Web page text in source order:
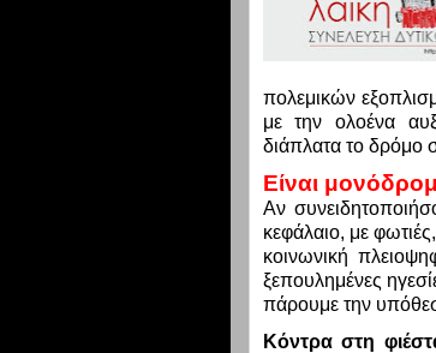
πολεμικών
με την ολοένα
διάπλατα το δρόμο
Είναι
Αν
κεφάλαιο, με
κοινωνική
ξεπουλημένες
πάρουμε την
Κόντρα στη